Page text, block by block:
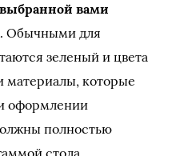
вами
. Обычными для
зеленый и цвета
материалы, которые
оформлении
полностью
стола.